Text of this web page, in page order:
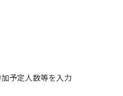
予定人数等を入力